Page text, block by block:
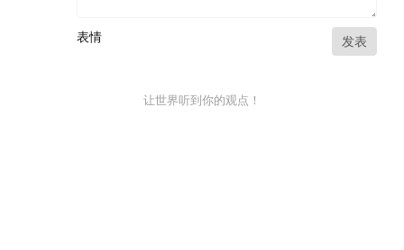
表情 发表
让世界听到你的观点！